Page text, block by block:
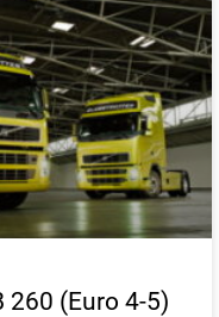
260 (Euro 4-5)